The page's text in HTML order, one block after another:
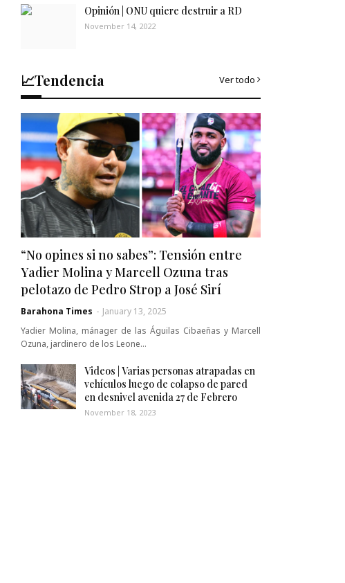
Opinión | ONU quiere destruir a RD
November 14, 2022
📈Tendencia Ver todo
“No opines si no sabes”: Tensión entre
Yadier Molina y Marcell Ozuna tras
pelotazo de Pedro Strop a José Sirí
Barahona Times - January 13, 2025
Yadier Molina, mánager de las Águilas Cibaeñas y Marcell
Ozuna, jardinero de los Leone…
Videos | Varias personas atrapadas en
vehículos luego de colapso de pared
en desnivel avenida 27 de Febrero
November 18, 2023